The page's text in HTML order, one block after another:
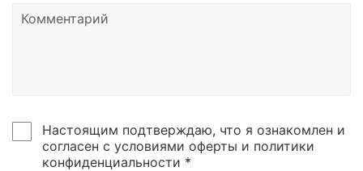
Настоящим подтверждаю, что я ознакомлен и
согласен с условиями оферты и политики
конфиденциальности *